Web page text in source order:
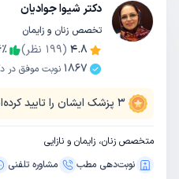
دکتر شیوا جوادیان
تخصص زنان و زایمان
4.8
(
199 نظر) ٪
1867 نوبت موفق در
3 پزشک ایشان را تایید
متخصص زنان، زایمان و نازایی
نوبت‌دهی مطب
مشاوره‌ تلفنی